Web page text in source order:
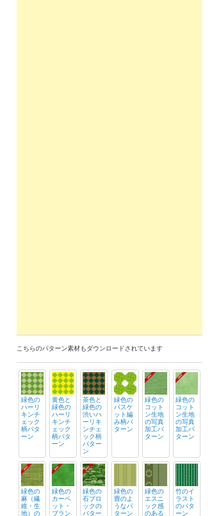
こちらのパターン素材もダウンロードされています
緑色の
ハーリ
キンチ
ェック
柄パタ
ーン
黄色と
緑色の
ハーリ
キンチ
ェック
柄パタ
ーン
茶色と
緑色の
渋いハ
ーリキ
ンチェ
ック柄
パター
ン
緑色の
バスケ
ット編
み柄パ
ターン
緑色の
コット
ン生地
の写真
加工パ
ターン
緑色の
コット
ン生地
の写真
加工パ
ターン
緑色の
麻（繊
維・生
地）の
緑色の
カーペ
ット・
ブラン
緑色の
石ブロ
ックの
パター
緑色の
畳のよ
うなパ
ターン
緑色の
エスニ
ック感
のある
竹のイ
ラスト
のパタ
ーン